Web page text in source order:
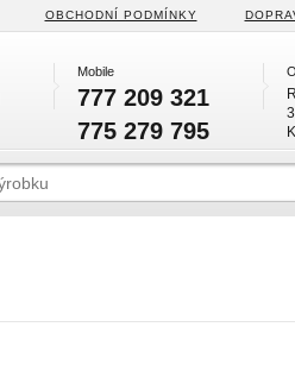
OBCHODNÍ PODMÍNKY
Mobile
777 209 321
775 279 795